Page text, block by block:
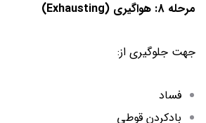
مرحله 8: هواگیری (Exhausting)
جهت جلوگیری از:
فساد
بادکردن قوطی